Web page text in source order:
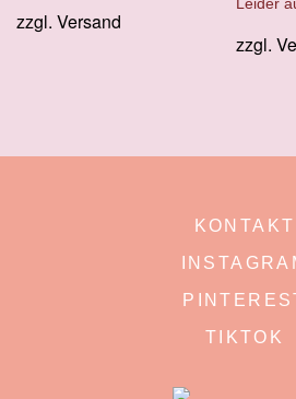
war:
zzgl. Versand
Leider
zzgl.
KONTAKT
TIKTOK